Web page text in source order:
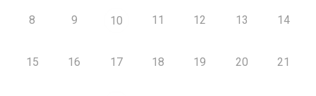
8 9 10 11 12 13 14
15 16 17 18 19 20 21